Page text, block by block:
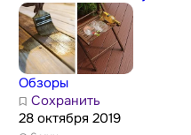
Обзоры
Сохранить
28 октября 2019